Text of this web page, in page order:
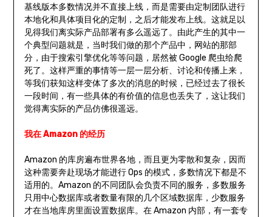
基线版本多数情况并不直接上线，而是需要由定制团队进行
本地化和具体项目化的定制，之后才能发布上线。这就足以
见得我们离实际产品部署有多么遥远了。由此产生的其中一
个典型问题就是，当时我们做的那个产品中，网站的那部
分，由于搜索引擎优化等等问题，居然被 Google 爬虫给爬
死了。这样严重的事情等一层一层分析、讨论和传播上来，
等我们获知这样变体了多次的消息的时候，已经过去了很长
一段时间，有一些具体的有价值的信息也丢失了，这让我们
觉得离实际的产品仿佛很遥远。
我在 Amazon 的经历
Amazon 的库房遍布世界各地，而且更为零散和复杂，因而
这种需要奔赴现场才能进行 Ops 的模式，多数情况下都是不
适用的。Amazon 的不同团队会负责不同的服务，多数服务
只用中心数据库或者数量有限的几个区域数据库，少数服务
才在当地库房里面设置数据库。在 Amazon 内部，有一套专